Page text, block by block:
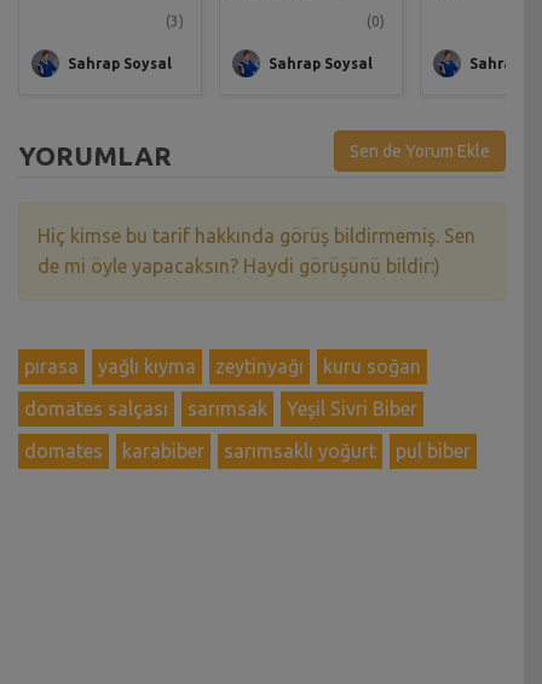
(3)
Sahrap Soysal
(0)
Sahrap Soysal Sahrap
YORUMLAR Sen de Yorum Ekle
Hiç kimse bu tarif hakkında görüş bildirmemiş. Sen
de mi öyle yapacaksın? Haydi görüşünü bildir:)
pırasa yağlı kıyma zeytinyağı
kuru soğan
domates salçası
sarımsak
Yeşil Sivri Biber
domates
karabiber sarımsaklı yoğurt pul biber